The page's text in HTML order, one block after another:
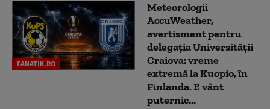
FANATIK.RO
Meteorologii
AccuWeather,
avertisment pentru
delegația Universității
Craiova: vreme
extremă la Kuopio, în
Finlanda. E vânt
puternic...